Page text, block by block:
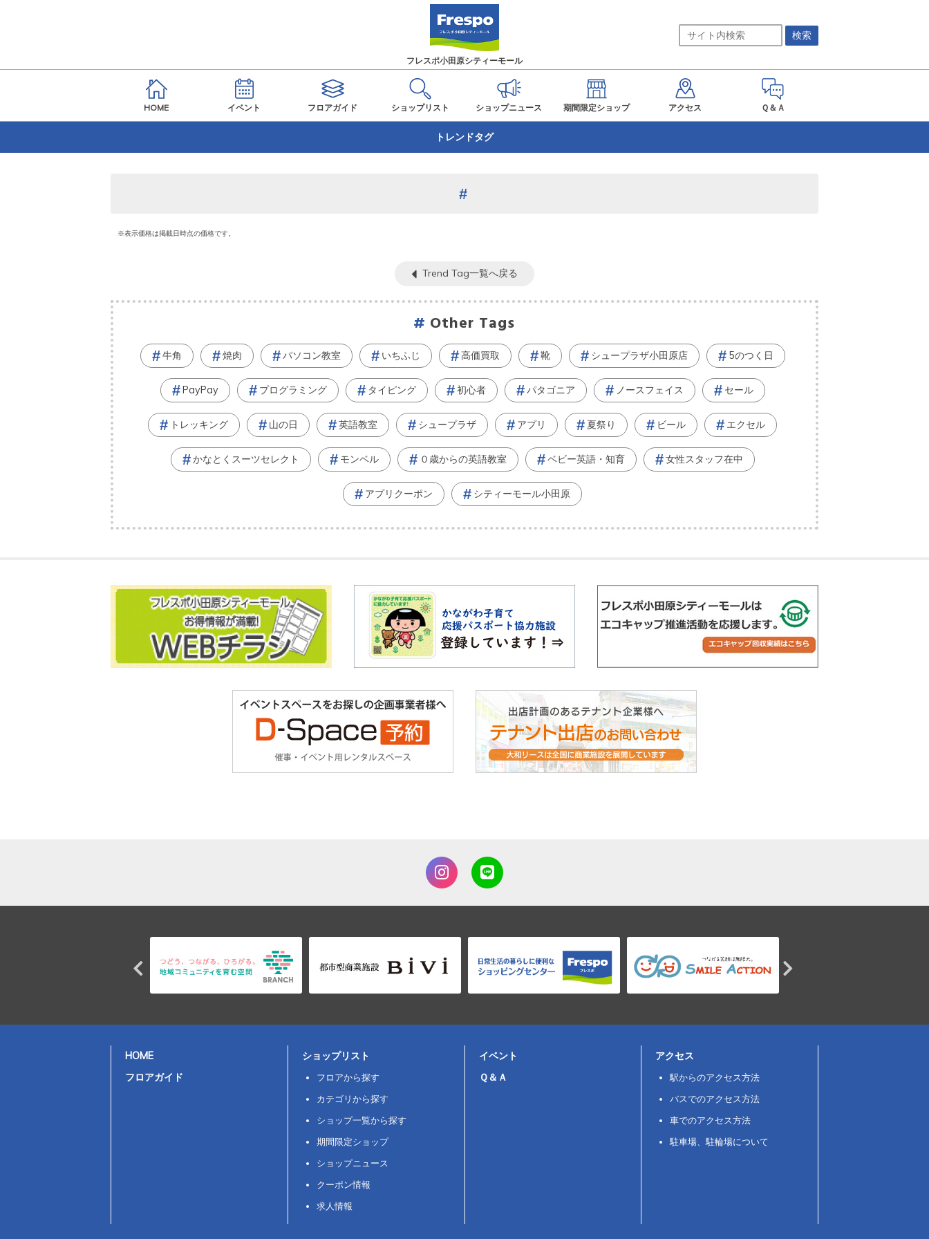
フレスポ小田原シティーモール
HOME イベント フロアガイド ショップリスト ショップニュース 期間限定ショップ アクセス Ｑ＆Ａ
トレンドタグ
※表示価格は掲載日時点の価格です。
Trend Tag一覧へ戻る
Other Tags
牛角 焼肉 パソコン教室 いちふじ 高価買取 靴 シュープラザ小田原店 5のつく日
PayPay プログラミング タイピング 初心者 パタゴニア ノースフェイス セール
トレッキング 山の日 英語教室 シュープラザ アプリ 夏祭り ビール エクセル
かなとくスーツセレクト モンベル ０歳からの英語教室 ベビー英語・知育 女性スタッフ在中
アプリクーポン シティーモール小田原
HOME
フロアガイド
ショップリスト
フロアから探す
カテゴリから探す
ショップ一覧から探す
期間限定ショップ
ショップニュース
クーポン情報
求人情報
イベント
Ｑ＆Ａ
アクセス
駅からのアクセス方法
バスでのアクセス方法
車でのアクセス方法
駐車場、駐輪場について